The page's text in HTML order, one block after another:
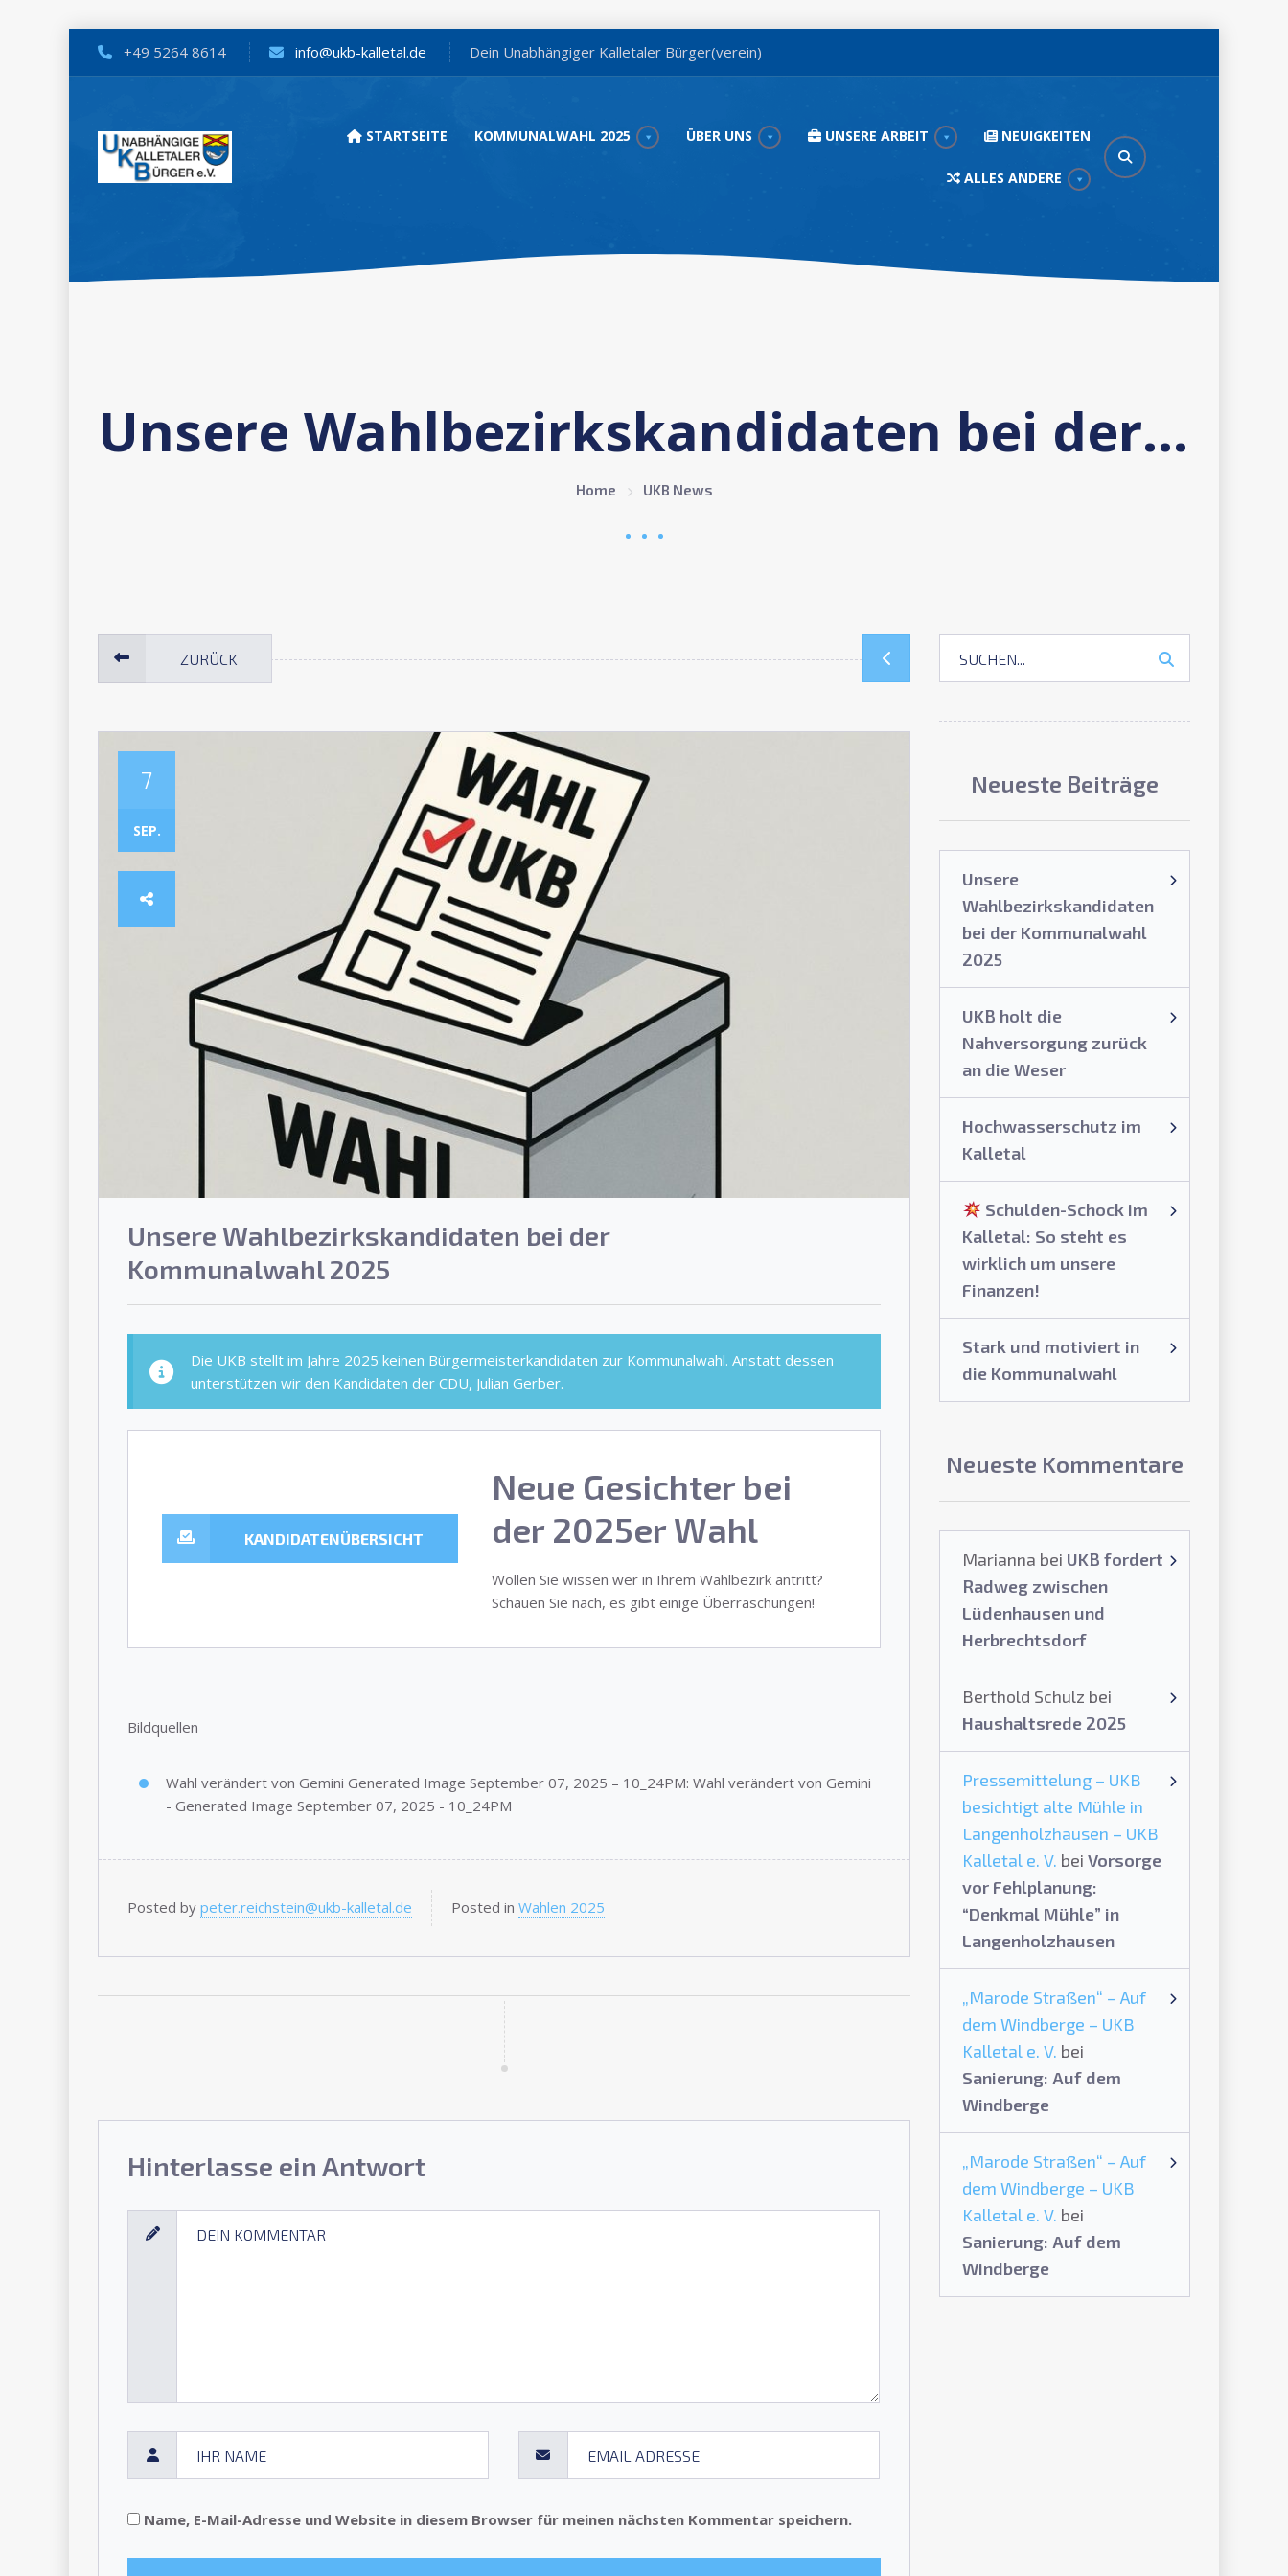
+49 5264 8614 info@ukb-kalletal.de Dein Unabhängiger Kalletaler Bürger(verein)
STARTSEITE KOMMUNALWAHL 2025 ÜBER UNS UNSERE ARBEIT NEUIGKEITEN
ALLES ANDERE
Unsere Wahlbezirkskandidaten bei der Kommunalwahl 2025
Home UKB News
ZURÜCK
7
SEP.
Unsere Wahlbezirkskandidaten bei der
Kommunalwahl 2025
Die UKB stellt im Jahre 2025 keinen Bürgermeisterkandidaten zur Kommunalwahl. Anstatt dessen
unterstützen wir den Kandidaten der CDU, Julian Gerber.
KANDIDATENÜBERSICHT
Neue Gesichter bei
der 2025er Wahl
Wollen Sie wissen wer in Ihrem Wahlbezirk antritt?
Schauen Sie nach, es gibt einige Überraschungen!
Bildquellen
Wahl verändert von Gemini Generated Image September 07, 2025 – 10_24PM: Wahl verändert von Gemini
- Generated Image September 07, 2025 - 10_24PM
Posted by peter.reichstein@ukb-kalletal.de Posted in Wahlen 2025
Hinterlasse ein Antwort
Name, E-Mail-Adresse und Website in diesem Browser für meinen nächsten Kommentar speichern.
Neueste Beiträge
Unsere
Wahlbezirkskandidaten
bei der Kommunalwahl
2025
UKB holt die
Nahversorgung zurück
an die Weser
Hochwasserschutz im
Kalletal
Schulden-Schock im
Kalletal: So steht es
wirklich um unsere
Finanzen!
Stark und motiviert in
die Kommunalwahl
Neueste Kommentare
Marianna bei UKB fordert
Radweg zwischen
Lüdenhausen und
Herbrechtsdorf
Berthold Schulz bei
Haushaltsrede 2025
Pressemittelung – UKB
besichtigt alte Mühle in
Langenholzhausen – UKB
Kalletal e. V. bei Vorsorge
vor Fehlplanung:
“Denkmal Mühle” in
Langenholzhausen
„Marode Straßen“ – Auf
dem Windberge – UKB
Kalletal e. V. bei
Sanierung: Auf dem
Windberge
„Marode Straßen“ – Auf
dem Windberge – UKB
Kalletal e. V. bei
Sanierung: Auf dem
Windberge